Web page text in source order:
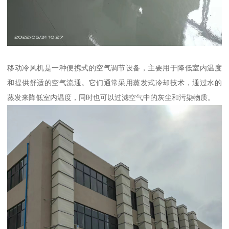
移动冷风机是一种便携式的空气调节设备，主要用于降低室内温度
和提供舒适的空气流通。它们通常采用蒸发式冷却技术，通过水的
蒸发来降低室内温度，同时也可以过滤空气中的灰尘和污染物质。